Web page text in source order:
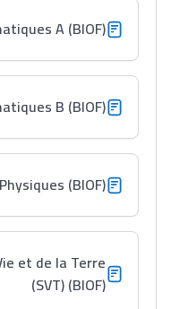
باش تقدر تساعد
يلقاو التوازن من
ومن الخارج، بشرى
أمسكين بنات
خطوة بخطوة -
القراية و الخدمة
تقويم البصر مع
مريم الزواكي
مسار عبد العزيز
المبدع فمجال
A (BIOF)
B (BIOF)
(BIOF)
et de la Terre
(SVT) (BIOF)